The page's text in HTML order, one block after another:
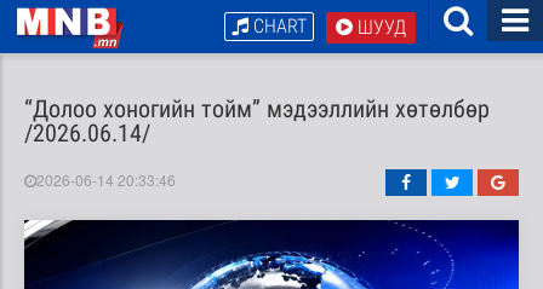
ШУУД
CHART
“Долоо хоногийн тойм” мэдээллийн хөтөлбөр
/2026.06.14/
2026-06-14 20:33:46